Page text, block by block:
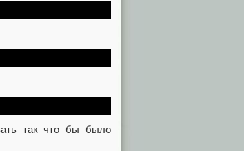
так что бы было